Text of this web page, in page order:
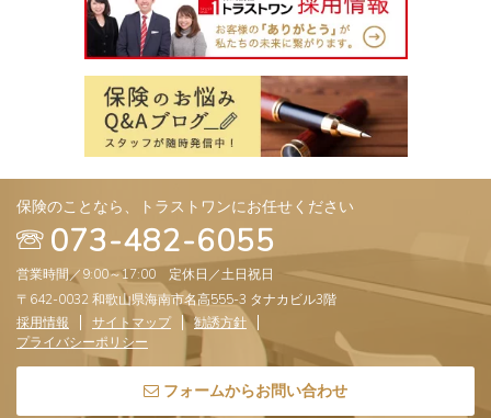
保険のことなら、トラストワンにお任せください
073-482-6055
営業時間／9:00～17:00 定休日／土日祝日
〒642-0032 和歌山県海南市名高555-3 タナカビル3階
採用情報
サイトマップ
勧誘方針
プライバシーポリシー
フォームからお問い合わせ